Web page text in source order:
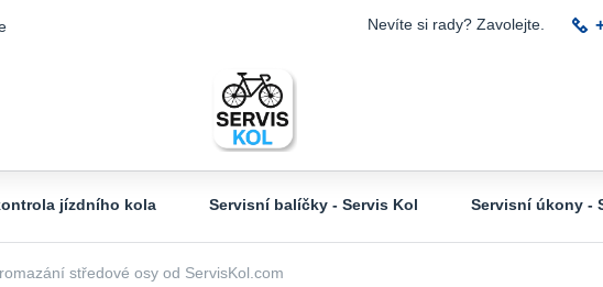
Nevíte si rady? Zavolejte.
jízdního kola Servisní balíčky - Servis Kol Servisní úkony -
středové osy od ServisKol.com